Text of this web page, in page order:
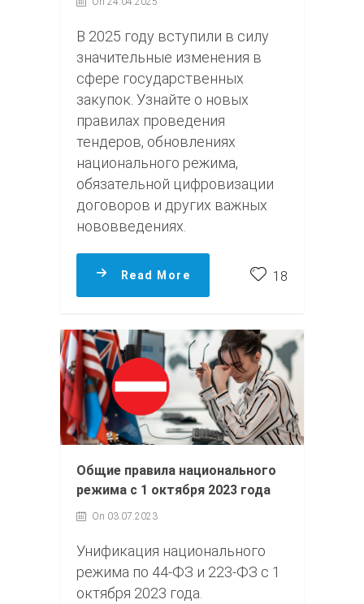
В 2025 году вступили в силу
значительные изменения в
сфере государственных
закупок. Узнайте о новых
правилах проведения
тендеров, обновлениях
национального режима,
обязательной цифровизации
договоров и других важных
нововведениях.
Read More 18
Общие правила национального
режима с 1 октября 2023 года
On 03.07.2023
Унификация национального
режима по 44-ФЗ и 223-ФЗ с 1
октября 2023 года.